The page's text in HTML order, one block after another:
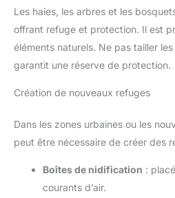
Les haies, les arbres et les
offrant refuge et protection. Il est
éléments naturels. Ne pas tailler
garantit une réserve de protection.
Création de nouveaux refuges
Dans les zones urbaines ou les
peut être nécessaire de créer des
Boîtes de nidification :
courants d’air.